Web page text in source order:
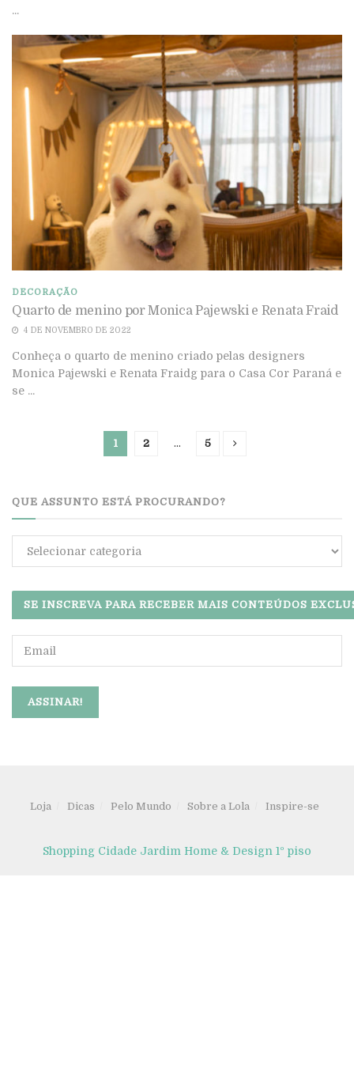
...
DECORAÇÃO
Quarto de menino por Monica Pajewski e Renata Fraid
4 DE NOVEMBRO DE 2022
Conheça o quarto de menino criado pelas designers
Monica Pajewski e Renata Fraidg para o Casa Cor Paraná e
se ...
1 2 … 5
QUE ASSUNTO ESTÁ PROCURANDO?
procurando?
SE INSCREVA PARA RECEBER MAIS CONTEÚDOS
Loja Dicas Pelo Mundo Sobre a Lola Inspire-se
Shopping Cidade Jardim Home & Design 1º piso